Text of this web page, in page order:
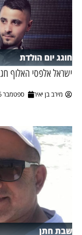
חוגג יום הולדת
ישראל אלפסי האלוף
מירב בן יאיר ספטמבר 26, 2023
שבת חתן